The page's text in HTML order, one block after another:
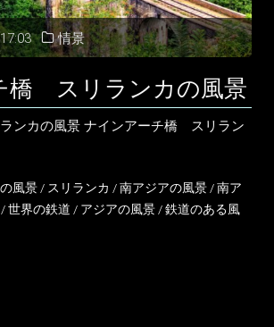
情景
橋 スリランカの風景
ンカの風景 ナインアーチ橋 スリラン
風景 / スリランカ /南アジアの風景 /南ア
世界の鉄道 / アジアの風景/鉄道のある風